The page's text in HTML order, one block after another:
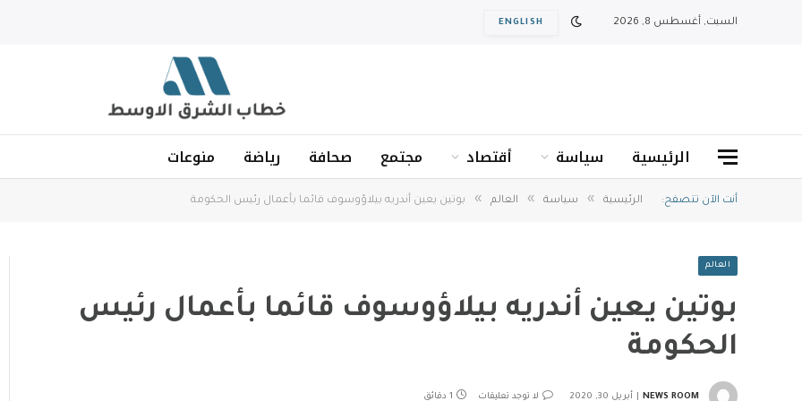
السبت, أغسطس 8, 2026 ENGLISH
الرئيسية سياسة أقتصاد مجتمع صحافة رياضة منوعات
أنت الآن تتصفح: الرئيسية » سياسة » العالم » بوتين يعين أندريه بيلاؤوسوف قائما بأعمال رئيس الحكومة
العالم
بوتين يعين أندريه بيلاؤوسوف قائما بأعمال رئيس
الحكومة
NEWS ROOM أبريل 30, 2020 لا توجد تعليقات 1 دقائق